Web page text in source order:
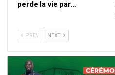
perde la vie par…
PREV NEXT